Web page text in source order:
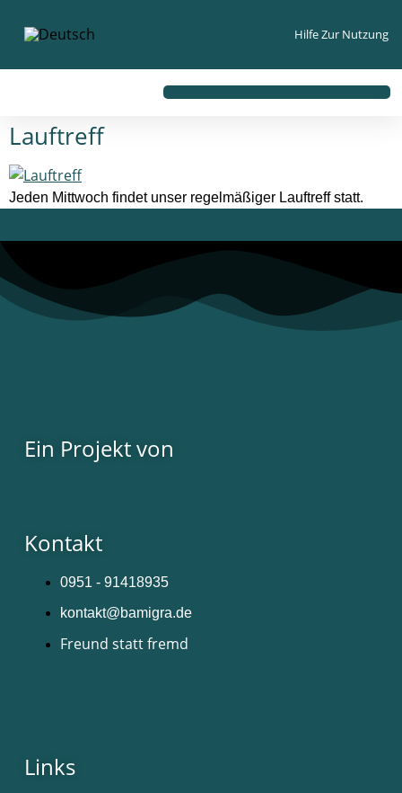
Hilfe Zur Nutzung
Lauftreff
Jeden Mittwoch findet unser regelmäßiger Lauftreff statt.
Ein Projekt von
Kontakt
0951 - 91418935
kontakt@bamigra.de
Freund statt fremd
Links